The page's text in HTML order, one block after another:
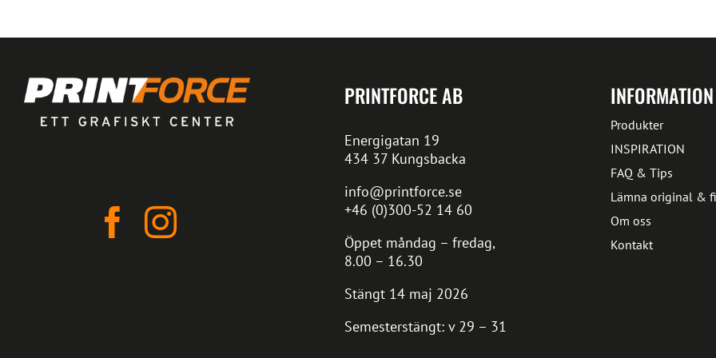
PRINTFORCE AB
Energigatan 19
434 37 Kungsbacka
info@printforce.se
+46 (0)300-52 14 60
Öppet måndag – fredag,
8.00 – 16.30
Stängt 14 maj 2026
Semesterstängt: v 29 – 31
INFORMATION
Produkter
INSPIRATION
FAQ & Tips
Lämna original &
Om oss
Kontakt